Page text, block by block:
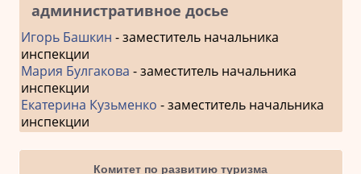
административное досье
Игорь Башкин - заместитель начальника
инспекции
Мария Булгакова - заместитель начальника
инспекции
Екатерина Кузьменко - заместитель начальника
инспекции
Комитет по развитию туризма